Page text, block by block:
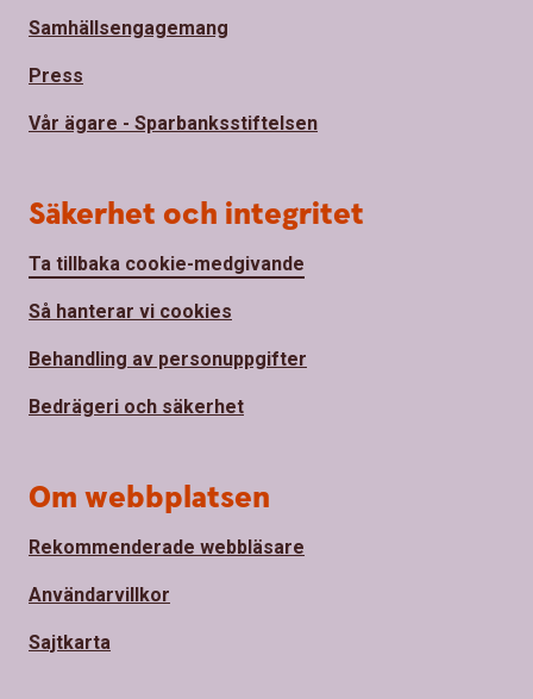
Samhällsengagemang
Press
Vår ägare - Sparbanksstiftelsen
Säkerhet och integritet
Ta tillbaka cookie-medgivande
Så hanterar vi cookies
Behandling av personuppgifter
Bedrägeri och säkerhet
Om webbplatsen
Rekommenderade webbläsare
Användarvillkor
Sajtkarta